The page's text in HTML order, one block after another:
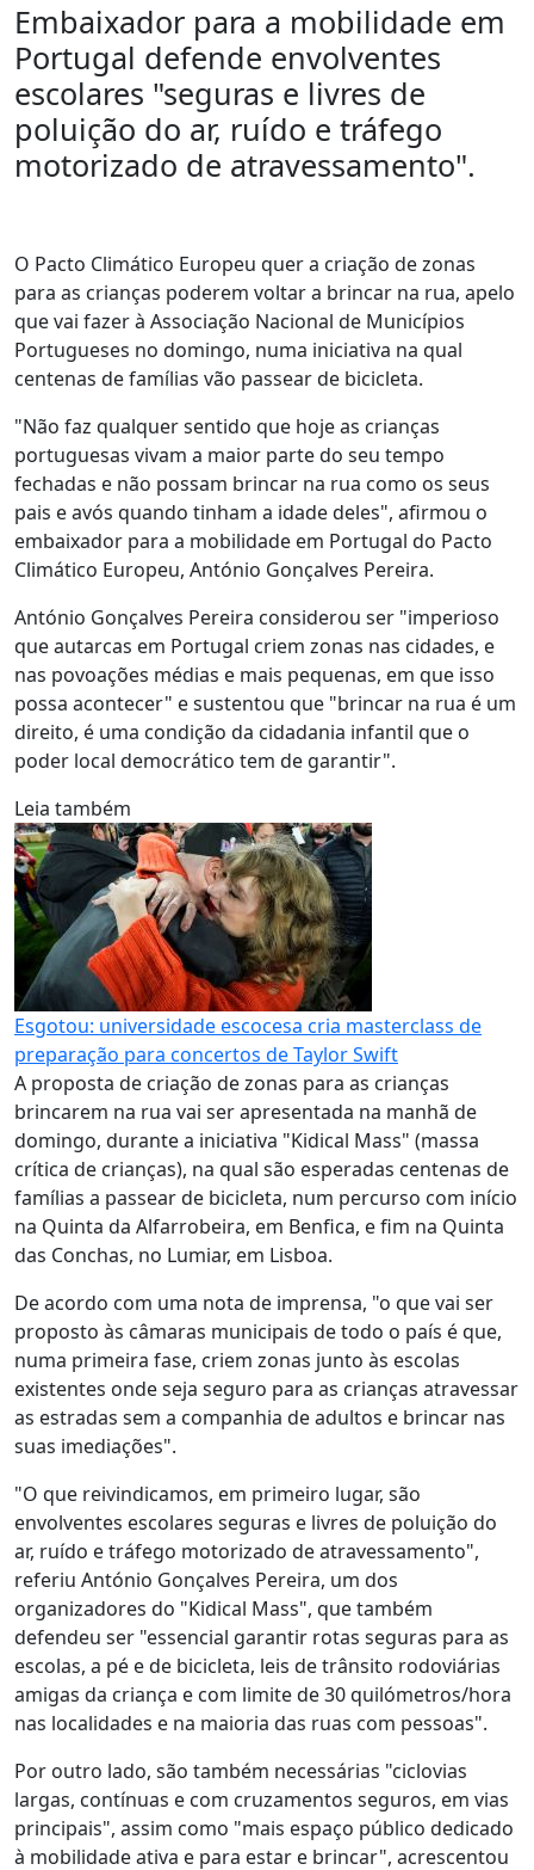
Embaixador para a mobilidade em
Portugal defende envolventes
escolares "seguras e livres de
poluição do ar, ruído e tráfego
motorizado de atravessamento".
O Pacto Climático Europeu quer a criação de zonas
para as crianças poderem voltar a brincar na rua, apelo
que vai fazer à Associação Nacional de Municípios
Portugueses no domingo, numa iniciativa na qual
centenas de famílias vão passear de bicicleta.
"Não faz qualquer sentido que hoje as crianças
portuguesas vivam a maior parte do seu tempo
fechadas e não possam brincar na rua como os seus
pais e avós quando tinham a idade deles", afirmou o
embaixador para a mobilidade em Portugal do Pacto
Climático Europeu, António Gonçalves Pereira.
António Gonçalves Pereira considerou ser "imperioso
que autarcas em Portugal criem zonas nas cidades, e
nas povoações médias e mais pequenas, em que isso
possa acontecer" e sustentou que "brincar na rua é um
direito, é uma condição da cidadania infantil que o
poder local democrático tem de garantir".
Leia também
Esgotou: universidade escocesa cria masterclass de
preparação para concertos de Taylor Swift
A proposta de criação de zonas para as crianças
brincarem na rua vai ser apresentada na manhã de
domingo, durante a iniciativa "Kidical Mass" (massa
crítica de crianças), na qual são esperadas centenas de
famílias a passear de bicicleta, num percurso com início
na Quinta da Alfarrobeira, em Benfica, e fim na Quinta
das Conchas, no Lumiar, em Lisboa.
De acordo com uma nota de imprensa, "o que vai ser
proposto às câmaras municipais de todo o país é que,
numa primeira fase, criem zonas junto às escolas
existentes onde seja seguro para as crianças atravessar
as estradas sem a companhia de adultos e brincar nas
suas imediações".
"O que reivindicamos, em primeiro lugar, são
envolventes escolares seguras e livres de poluição do
ar, ruído e tráfego motorizado de atravessamento",
referiu António Gonçalves Pereira, um dos
organizadores do "Kidical Mass", que também
defendeu ser "essencial garantir rotas seguras para as
escolas, a pé e de bicicleta, leis de trânsito rodoviárias
amigas da criança e com limite de 30 quilómetros/hora
nas localidades e na maioria das ruas com pessoas".
Por outro lado, são também necessárias "ciclovias
largas, contínuas e com cruzamentos seguros, em vias
principais", assim como "mais espaço público dedicado
à mobilidade ativa e para estar e brincar", acrescentou